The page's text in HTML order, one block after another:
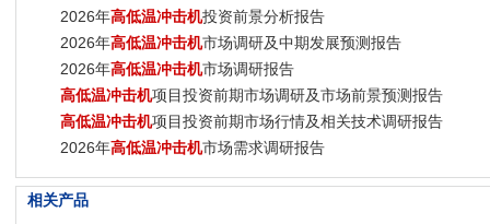
2026年高低温冲击机投资前景分析报告
2026年高低温冲击机市场调研及中期发展预测报告
2026年高低温冲击机市场调研报告
高低温冲击机项目投资前期市场调研及市场前景预测报告
高低温冲击机项目投资前期市场行情及相关技术调研报告
2026年高低温冲击机市场需求调研报告
相关产品